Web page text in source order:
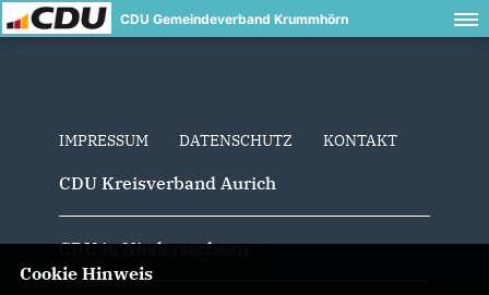
CDU Gemeindeverband Krummhörn
IMPRESSUM DATENSCHUTZ KONTAKT
CDU Kreisverband Aurich
CDU in Niedersachsen
Cookie Hinweis